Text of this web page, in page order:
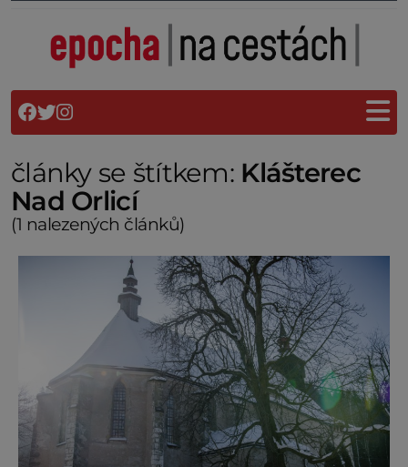
články se štítkem: Klášterec
Nad Orlicí
(1 nalezených článků)